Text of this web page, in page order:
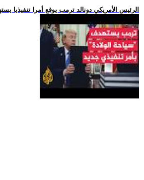
.. الرئيس الأمريكي دونالد ترمب يوقع أمرا تنفيذيا